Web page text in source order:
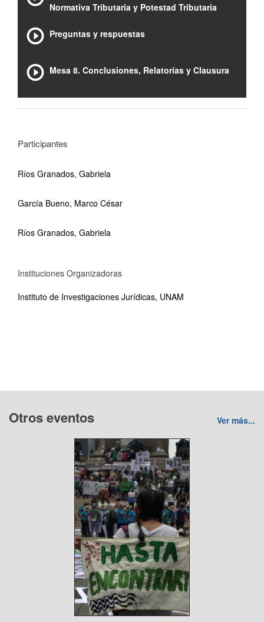
Normativa Tributaria y Potestad Tributaria
Preguntas y respuestas
Mesa 8. Conclusiones, Relatorías y Clausura
Participantes
Ríos Granados, Gabriela
García Bueno, Marco César
Ríos Granados, Gabriela
Instituciones Organizadoras
Instituto de Investigaciones Jurídicas, UNAM
Otros eventos Ver más...